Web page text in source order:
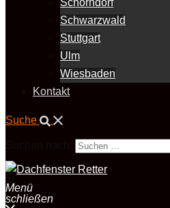
Schorndorf
Schwarzwald
Stuttgart
Ulm
Wiesbaden
Kontakt
Suche
Menü
schließen